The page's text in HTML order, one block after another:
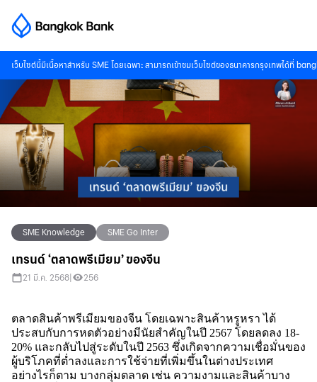
เว็บไซต์นี้มีเนื้อหาสำหรับ SME โดยเฉพาะ สามารถเข้าชมเว็บไซต์ของธนาคารกรุงเทพได้ที่
SME Knowledge SME Go Inter
เทรนด์ ‘ตลาดพรีเมียม’ ของจีน
21 มี.ค. 2568 256
ตลาดสินค้าพรีเมียมของจีน โดยเฉพาะสินค้าหรูหรา ได้
ประสบกับการหดตัวอย่างมีนัยสำคัญในปี 2567 โดยลดลง 18-
20% และกลับไปสู่ระดับในปี 2563 ซึ่งเกิดจากความเชื่อมั่นของ
ผู้บริโภคที่ต่ำลงและการใช้จ่ายที่เพิ่มขึ้นในต่างประเทศ
อย่างไรก็ตาม บางกลุ่มตลาด เช่น ความงามและสินค้าบาง